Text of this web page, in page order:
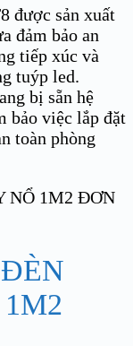
được sản xuất
đảm bảo an
tiếp xúc và
tuýp led.
bị sẵn hệ
bảo việc lắp đặt
toàn phòng